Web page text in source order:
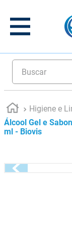
Buscar
Higiene e
Álcool Gel e
ml - Biovis